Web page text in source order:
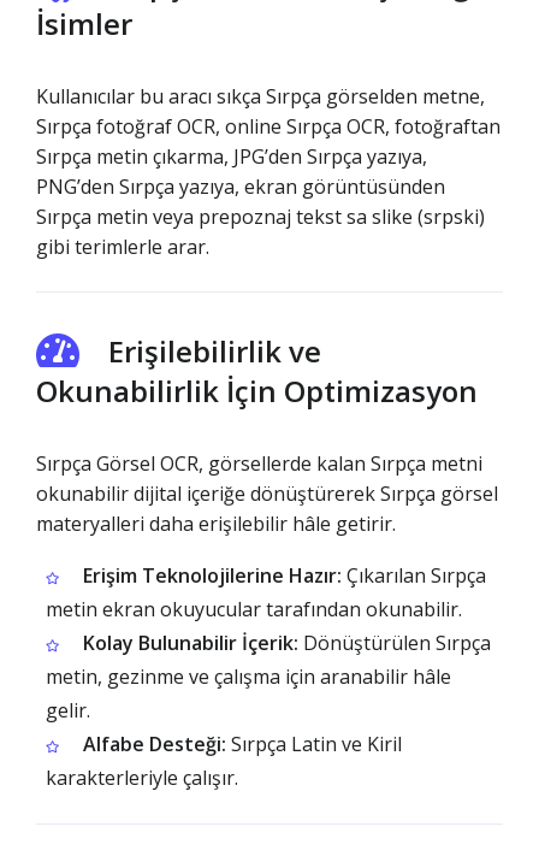
İsimler
Kullanıcılar bu aracı sıkça Sırpça görselden metne,
Sırpça fotoğraf OCR, online Sırpça OCR, fotoğraftan
Sırpça metin çıkarma, JPG’den Sırpça yazıya,
PNG’den Sırpça yazıya, ekran görüntüsünden
Sırpça metin veya prepoznaj tekst sa slike (srpski)
gibi terimlerle arar.
Erişilebilirlik ve
Okunabilirlik İçin Optimizasyon
Sırpça Görsel OCR, görsellerde kalan Sırpça metni
okunabilir dijital içeriğe dönüştürerek Sırpça görsel
materyalleri daha erişilebilir hâle getirir.
Erişim Teknolojilerine Hazır: Çıkarılan Sırpça
metin ekran okuyucular tarafından okunabilir.
Kolay Bulunabilir İçerik: Dönüştürülen Sırpça
metin, gezinme ve çalışma için aranabilir hâle
gelir.
Alfabe Desteği: Sırpça Latin ve Kiril
karakterleriyle çalışır.